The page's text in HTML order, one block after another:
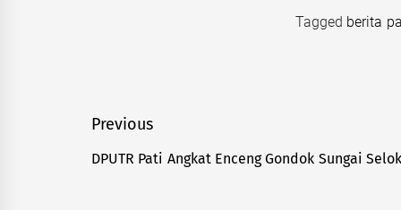
Tagged berita
Navigasi
pos
Previous
Previous
DPUTR Pati Angkat Enceng Gondok Sungai